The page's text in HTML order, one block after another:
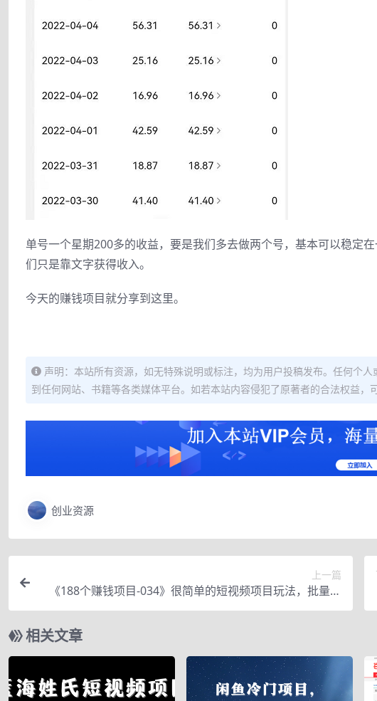
单号一个星期200多的收益，要是我们多去做两个号，基本可以稳定
们只是靠文字获得收入。
今天的赚钱项目就分享到这里。
声明：本站所有资源，如无特殊说明或标注，均为用户投稿发布。任何个
到任何网站、书籍等各类媒体平台。如若本站内容侵犯了原著者的合法权益，
创业资源
上一篇
《188个赚钱项目-034》很简单的短视频项目玩法，批量复
制操作月入2w+
相关文章